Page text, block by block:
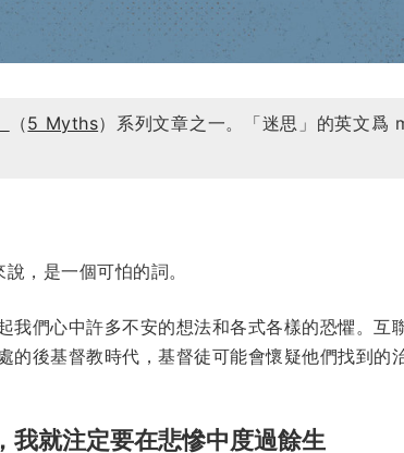
（5 Myths）系列文章之一。「迷思」的英文爲
，是一個可怕的詞。
我們心中許多不安的想法和各式各樣的恐懼。互
的後基督教時代，基督徒可能會懷疑他們找到的
我就注定要在悲慘中度過餘生